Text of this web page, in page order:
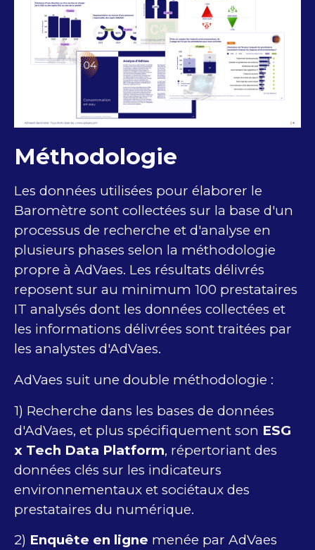
Méthodologie
Les données utilisées pour élaborer le
Baromètre sont collectées sur la base d'un
processus de recherche et d'analyse en
plusieurs phases selon la méthodologie
propre à AdVaes. Les résultats délivrés
reposent sur au minimum 100 prestataires
IT analysés dont les données collectées et
les informations délivrées sont traitées par
les analystes d'AdVaes.
AdVaes suit une double méthodologie :
1) Recherche dans les bases de données
d'AdVaes, et plus spécifiquement son ESG
x Tech Data Platform, répertoriant des
données clés sur les indicateurs
environnementaux et sociétaux des
prestataires du numérique.
2) Enquête en ligne menée par AdVaes